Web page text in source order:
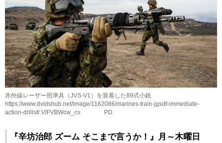
赤外線レーザー照準具（JVS-V1）を装着した89式小銃
https://www.dvidshub.net/image/1162086/marines-train-jgsdf-immediate-
action-drills#.VlFVBWcw_cs PD
『辛坊治郎 ズーム そこまで言うか！』月～木曜日